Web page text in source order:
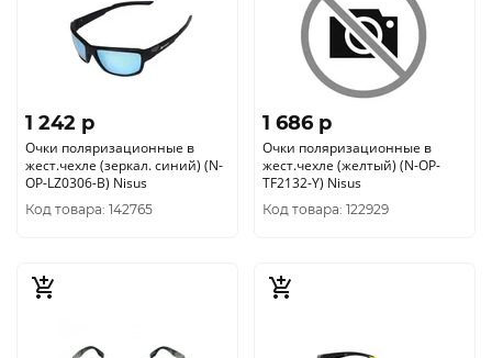
1 242 p
Очки поляризационные в
жест.чехле (зеркал. синий) (N-
OP-LZ0306-B) Nisus
Код товара: 142765
1 686 p
Очки поляризационные в
жест.чехле (желтый) (N-OP-
TF2132-Y) Nisus
Код товара: 122929